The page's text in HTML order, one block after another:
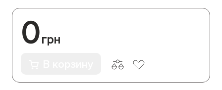
0грн